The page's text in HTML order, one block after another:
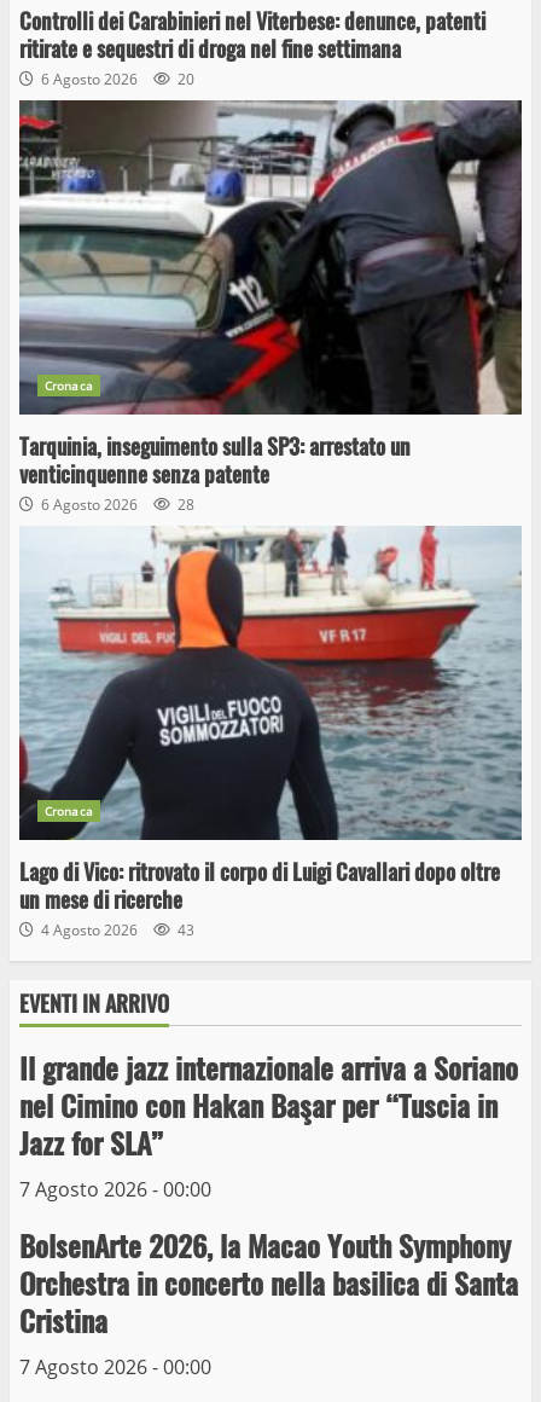
Controlli dei Carabinieri nel Viterbese: denunce, patenti
ritirate e sequestri di droga nel fine settimana
6 Agosto 2026 20
Cronaca
Tarquinia, inseguimento sulla SP3: arrestato un
venticinquenne senza patente
6 Agosto 2026 28
Cronaca
Lago di Vico: ritrovato il corpo di Luigi Cavallari dopo oltre
un mese di ricerche
4 Agosto 2026 43
EVENTI IN ARRIVO
Il grande jazz internazionale arriva a Soriano
nel Cimino con Hakan Başar per “Tuscia in
Jazz for SLA”
7 Agosto 2026 - 00:00
BolsenArte 2026, la Macao Youth Symphony
Orchestra in concerto nella basilica di Santa
Cristina
7 Agosto 2026 - 00:00
3
Wiplanet Baseball supera il Napoli
9 Maggio 2023
4
La Polizia di Stato arresta il ladro seriale
delle auto in sosta a Viterbo
10 Maggio 2023
Prorogata la mostra dei bozzetti di